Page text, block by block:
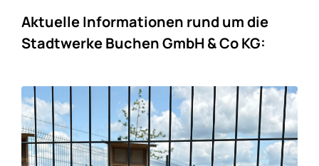
Aktuelle Informationen rund um die
Stadtwerke Buchen GmbH & Co KG: